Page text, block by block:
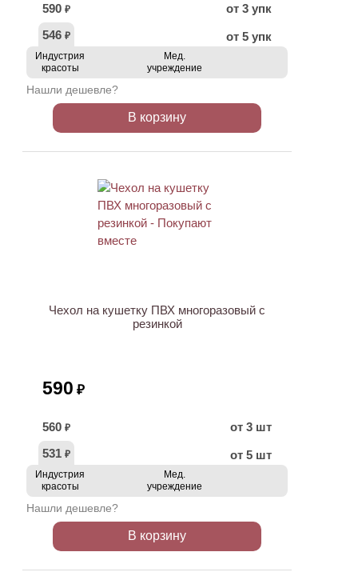
590 ₽
от 3 упк
546 ₽ от 5 упк
Индустрия
красоты
Мед.
учреждение
Нашли дешевле?
В корзину
Чехол на кушетку ПВХ многоразовый с
резинкой
590 ₽
560 ₽
от 3 шт
531 ₽ от 5 шт
Индустрия
красоты
Мед.
учреждение
Нашли дешевле?
В корзину